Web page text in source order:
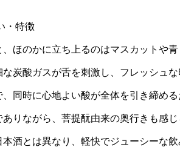
・特徴
ほのかに立ち上るのはマスカットや
炭酸ガスが舌を刺激し、フレッシュな
同時に心地よい酸が全体を引き締める
りながら、菩提酛由来の奥行きも感
酒とは異なり、軽快でジューシーな飲